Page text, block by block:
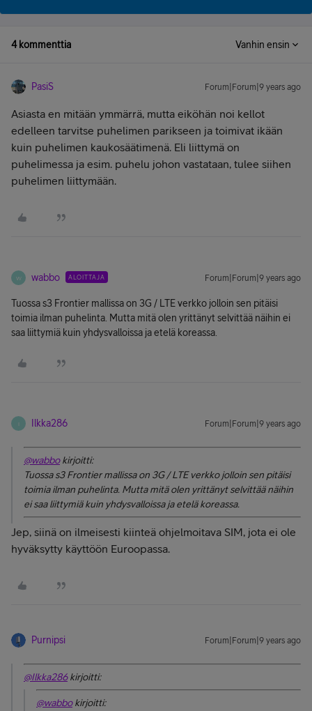
4 kommenttia Vanhin ensin
PasiS Forum|Forum|9 years ago
Asiasta en mitään ymmärrä, mutta eiköhän noi kellot
edelleen tarvitse puhelimen parikseen ja toimivat ikään
kuin puhelimen kaukosäätimenä. Eli liittymä on
puhelimessa ja esim. puhelu johon vastataan, tulee siihen
puhelimen liittymään.
W wabbo ALOITTAJA Forum|Forum|9 years ago
Tuossa s3 Frontier mallissa on 3G / LTE verkko jolloin sen pitäisi
toimia ilman puhelinta. Mutta mitä olen yrittänyt selvittää näihin ei
saa liittymiä kuin yhdysvalloissa ja etelä koreassa.
Ilkka286 Forum|Forum|9 years ago
@wabbokirjoitti:
Tuossa s3 Frontier mallissa on 3G / LTE verkko jolloin sen pitäisi
toimia ilman puhelinta. Mutta mitä olen yrittänyt selvittää näihin
ei saa liittymiä kuin yhdysvalloissa ja etelä koreassa.
Jep, siinä on ilmeisesti kiinteä ohjelmoitava SIM, jota ei ole
hyväksytty käyttöön Euroopassa.
Purnipsi Forum|Forum|9 years ago
@Ilkka286kirjoitti:
@wabbokirjoitti: